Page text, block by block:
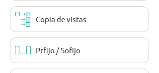
Copia de vistas
Prfijo / Sofijo